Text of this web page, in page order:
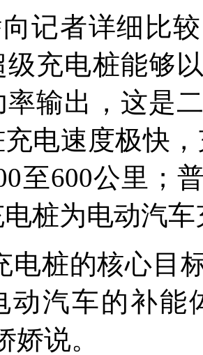
记者详细比
级充电桩能够
率输出，这是
电速度极快
至600公里；
桩为电动汽
电桩的核心目
动汽车的补能
娇说。